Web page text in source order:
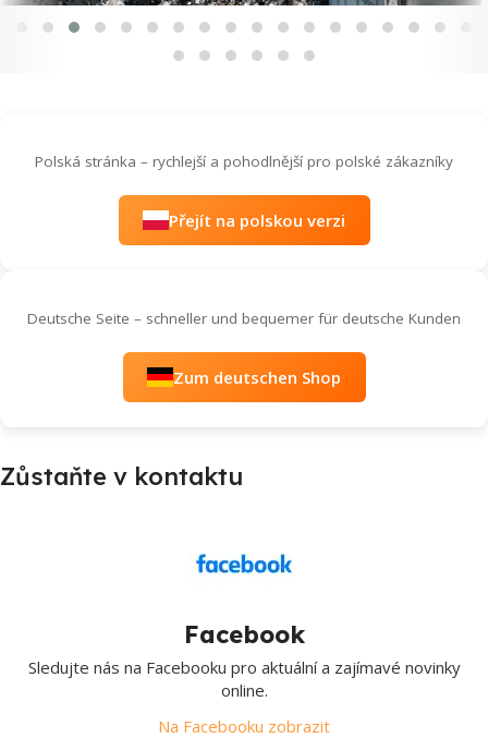
Polská stránka – rychlejší a pohodlnější pro polské zákazníky
Přejít na polskou verzi
Deutsche Seite – schneller und bequemer für deutsche Kunden
Zum deutschen Shop
Zůstaňte v kontaktu
Facebook
Sledujte nás na Facebooku pro aktuální a zajímavé novinky
online.
Na Facebooku zobrazit